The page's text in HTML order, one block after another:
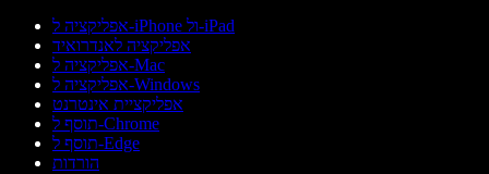
אפליקציה ל-iPhone ול-iPad
אפליקציה לאנדרואיד
אפליקציה ל-Mac
אפליקציה ל-Windows
אפליקציית אינטרנט
תוסף ל-Chrome
תוסף ל-Edge
הורדות